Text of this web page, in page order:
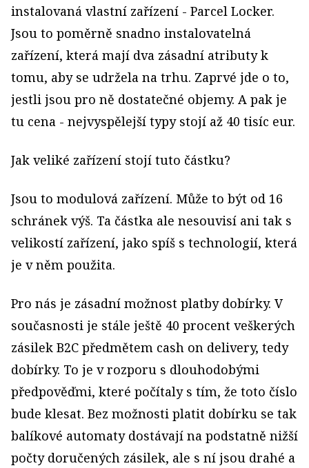
instalovaná vlastní zařízení - Parcel Locker.
Jsou to poměrně snadno instalovatelná
zařízení, která mají dva zásadní atributy k
tomu, aby se udržela na trhu. Zaprvé jde o to,
jestli jsou pro ně dostatečné objemy. A pak je
tu cena - nejvyspělejší typy stojí až 40 tisíc eur.
Jak veliké zařízení stojí tuto částku?
Jsou to modulová zařízení. Může to být od 16
schránek výš. Ta částka ale nesouvisí ani tak s
velikostí zařízení, jako spíš s technologií, která
je v něm použita.
Pro nás je zásadní možnost platby dobírky. V
současnosti je stále ještě 40 procent veškerých
zásilek B2C předmětem cash on delivery, tedy
dobírky. To je v rozporu s dlouhodobými
předpověďmi, které počítaly s tím, že toto číslo
bude klesat. Bez možnosti platit dobírku se tak
balíkové automaty dostávají na podstatně nižší
počty doručených zásilek, ale s ní jsou drahé a